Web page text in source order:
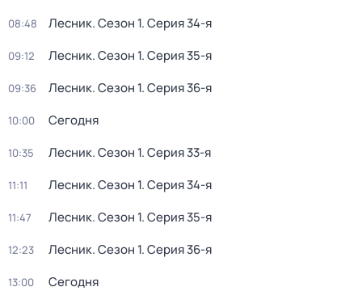
08:48 Лесник. Сезон 1. Серия 34-я
09:12 Лесник. Сезон 1. Серия 35-я
09:36 Лесник. Сезон 1. Серия 36-я
10:00 Сегодня
10:35 Лесник. Сезон 1. Серия 33-я
11:11 Лесник. Сезон 1. Серия 34-я
11:47 Лесник. Сезон 1. Серия 35-я
12:23 Лесник. Сезон 1. Серия 36-я
13:00 Сегодня